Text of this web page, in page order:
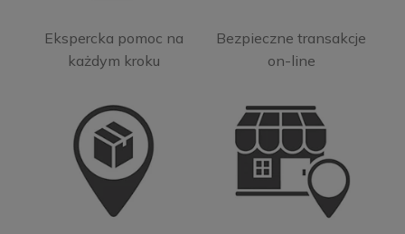
Ekspercka pomoc na
każdym kroku
Bezpieczne transakcje
on-line